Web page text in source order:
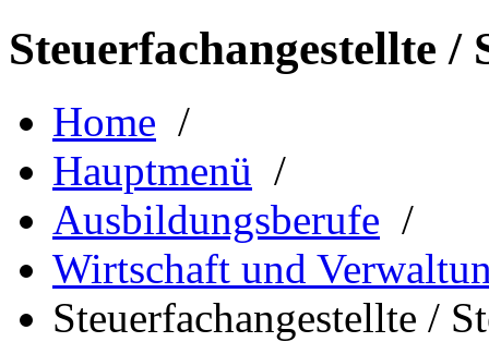
Steuerfachangestellte /
Home /
Hauptmenü /
Ausbildungsberufe /
Wirtschaft und
Steuerfachangestellte /